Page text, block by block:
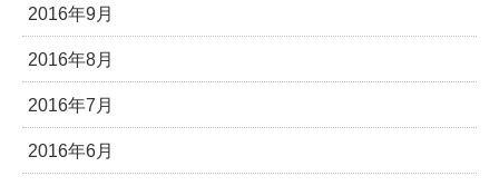
2016年9月
2016年8月
2016年7月
2016年6月